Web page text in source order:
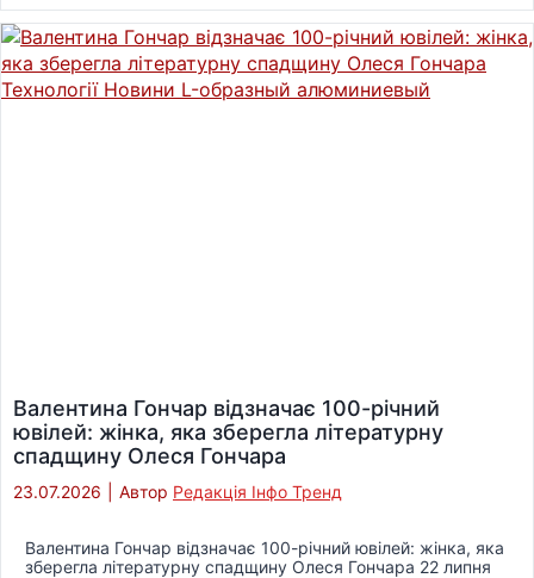
Валентина Гончар відзначає 100-річний
ювілей: жінка, яка зберегла літературну
спадщину Олеся Гончара
23.07.2026 Автор Редакція Інфо Тренд
Валентина Гончар відзначає 100-річний ювілей: жінка, яка
зберегла літературну спадщину Олеся Гончара 22 липня